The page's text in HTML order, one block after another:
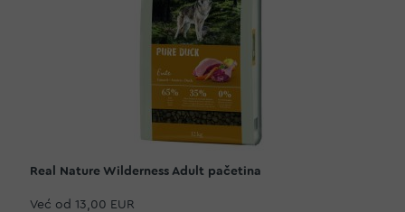
Real Nature Wilderness Adult pačetina
Već od 13,00 EUR